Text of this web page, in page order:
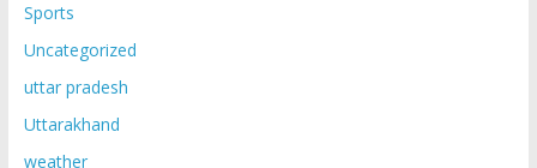
Sports
Uncategorized
uttar pradesh
Uttarakhand
weather